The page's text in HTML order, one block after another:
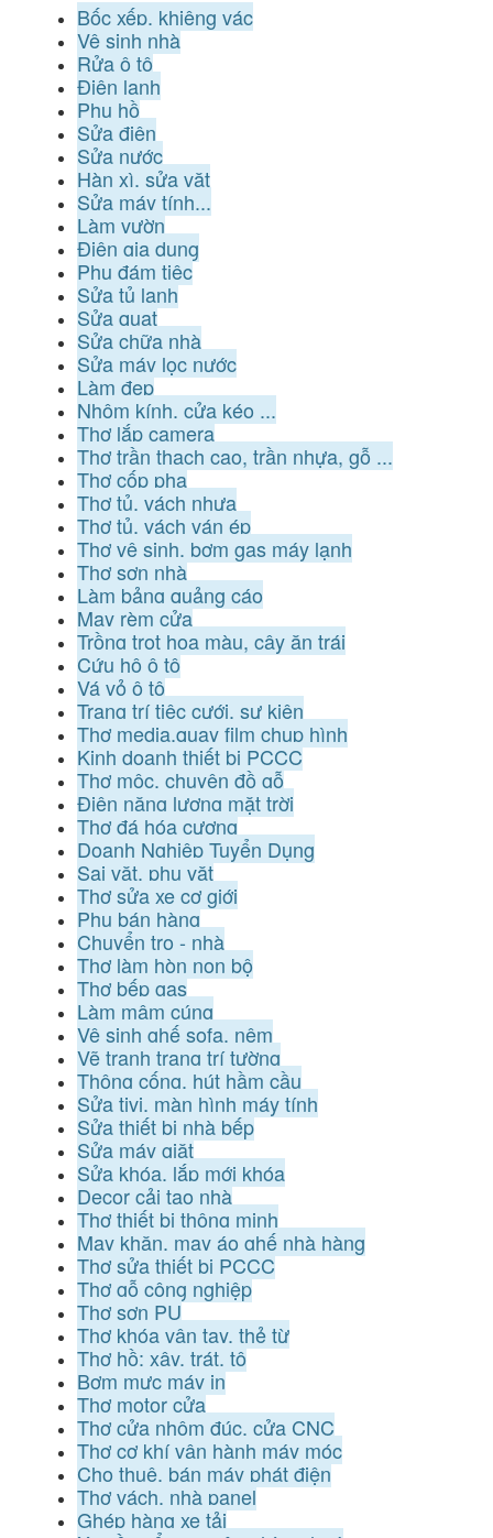
Bốc xếp, khiêng vác
Vệ sinh nhà
Rửa ô tô
Điện lạnh
Phụ hồ
Sửa điện
Sửa nước
Hàn xì, sửa vặt
Sửa máy tính...
Làm vườn
Điện gia dụng
Phụ đám tiệc
Sửa tủ lạnh
Sửa quạt
Sửa chữa nhà
Sửa máy lọc nước
Làm đẹp
Nhôm kính, cửa kéo ...
Thợ lắp camera
Thợ trần thạch cao, trần nhựa, gỗ ...
Thợ cốp pha
Thợ tủ, vách nhựa
Thợ tủ, vách ván ép
Thợ vệ sinh, bơm gas máy lạnh
Thợ sơn nhà
Làm bảng quảng cáo
May rèm cửa
Trồng trọt hoa màu, cây ăn trái
Cứu hộ ô tô
Vá vỏ ô tô
Trang trí tiệc cưới, sự kiện
Thợ media,quay film chụp hình
Kinh doanh thiết bị PCCC
Thợ mộc, chuyên đồ gỗ
Điện năng lượng mặt trời
Thợ đá hóa cương
Doanh Nghiệp Tuyển Dụng
Sai vặt, phụ vặt
Thợ sửa xe cơ giới
Phụ bán hàng
Chuyển trọ - nhà
Thợ làm hòn non bộ
Thợ bếp gas
Làm mâm cúng
Vệ sinh ghế sofa, nệm
Vẽ tranh trang trí tường
Thông cống, hút hầm cầu
Sửa tivi, màn hình máy tính
Sửa thiết bị nhà bếp
Sửa máy giặt
Sửa khóa, lắp mới khóa
Decor cải tạo nhà
Thợ thiết bị thông minh
May khăn, may áo ghế nhà hàng
Thợ sửa thiết bị PCCC
Thợ gỗ công nghiệp
Thợ sơn PU
Thợ khóa vân tay, thẻ từ
Thợ hồ: xây, trát, tô
Bơm mực máy in
Thợ motor cửa
Thợ cửa nhôm đúc, cửa CNC
Thợ cơ khí vận hành máy móc
Cho thuê, bán máy phát điện
Thợ vách, nhà panel
Ghép hàng xe tải